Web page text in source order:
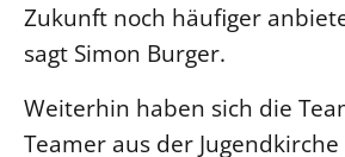
Zukunft noch häufiger
sagt Simon Burger.
Weiterhin haben sich die
Teamer aus der